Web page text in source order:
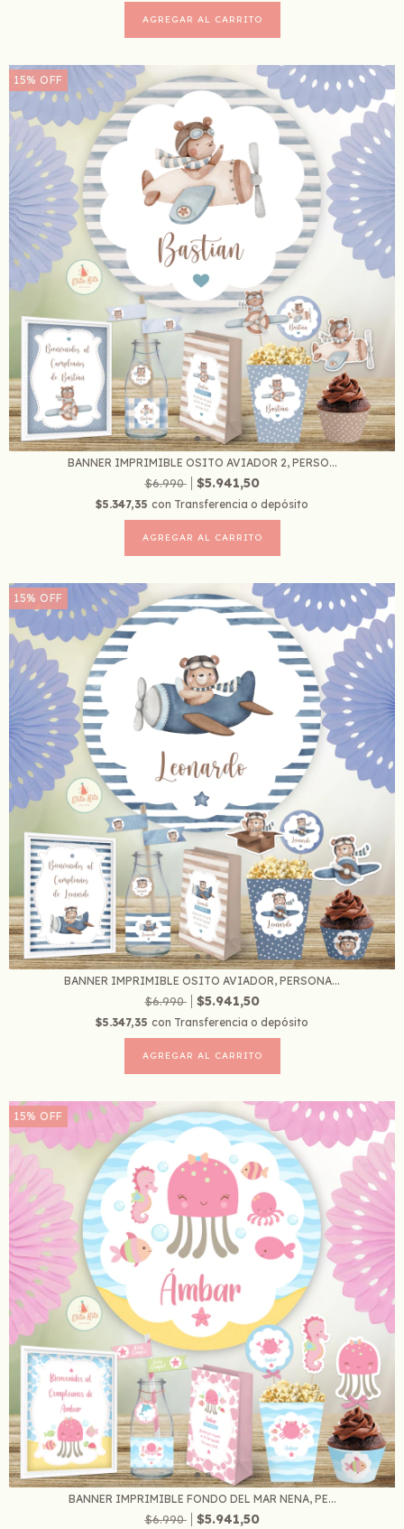
15% OFF
BANNER IMPRIMIBLE OSITO AVIADOR 2, PERSO...
$6.990
$5.941,50
$5.347,35 con Transferencia o depósito
15% OFF
BANNER IMPRIMIBLE OSITO AVIADOR, PERSONA...
$6.990
$5.941,50
$5.347,35 con Transferencia o depósito
15% OFF
BANNER IMPRIMIBLE FONDO DEL MAR NENA, PE...
$6.990
$5.941,50